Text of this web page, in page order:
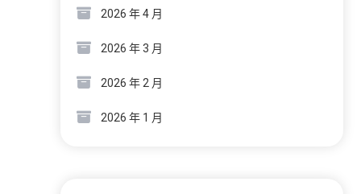
2026 年 4 月
2026 年 3 月
2026 年 2 月
2026 年 1 月